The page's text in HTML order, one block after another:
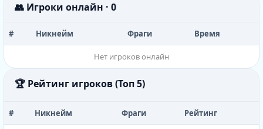
👥 Игроки онлайн · 0
# Никнейм Фраги Время
Нет игроков онлайн
🏆 Рейтинг игроков (Топ 5)
# Никнейм Фраги Рейтинг